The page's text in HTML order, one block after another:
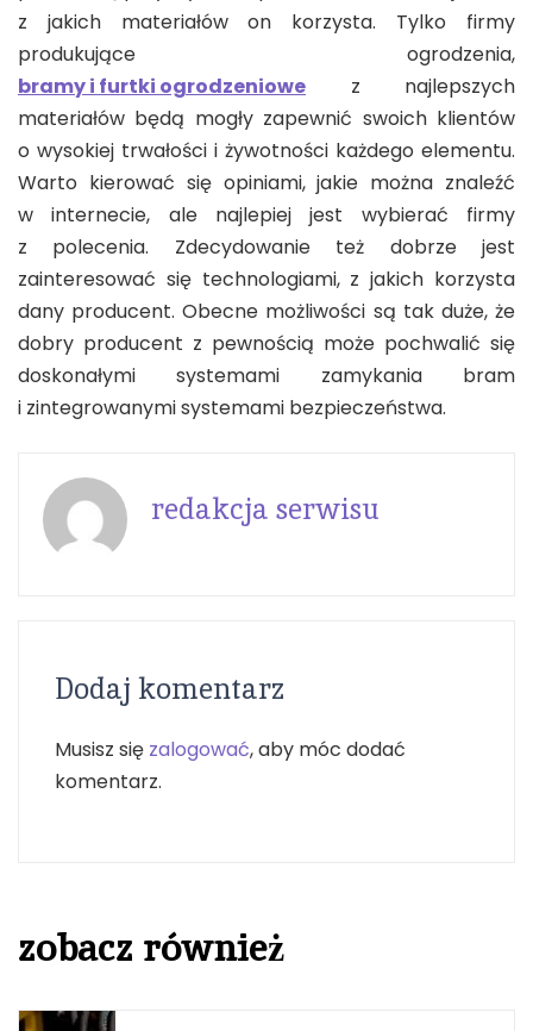
z jakich materiałów on korzysta. Tylko firmy
produkujące ogrodzenia,
bramy i furtki ogrodzeniowe z najlepszych
materiałów będą mogły zapewnić swoich klientów
o wysokiej trwałości i żywotności każdego elementu.
Warto kierować się opiniami, jakie można znaleźć
w internecie, ale najlepiej jest wybierać firmy
z polecenia. Zdecydowanie też dobrze jest
zainteresować się technologiami, z jakich korzysta
dany producent. Obecne możliwości są tak duże, że
dobry producent z pewnością może pochwalić się
doskonałymi systemami zamykania bram
i zintegrowanymi systemami bezpieczeństwa.
redakcja serwisu
Dodaj komentarz
Musisz się zalogować, aby móc dodać
komentarz.
zobacz również